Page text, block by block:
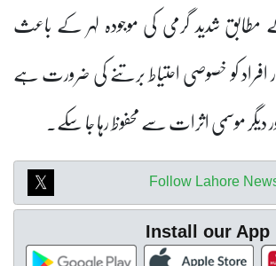
شدید گرمی کی موجودہ لہر کے باعث
افراد کو خصوصی احتیاط برتنے کی ضرورت ہے
موسمی اثرات سے محفوظ رہا جا سکے۔
Follow Lahore
Install our App